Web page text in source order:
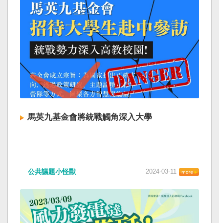
馬英九基金會將統戰觸角深入大學
公共議題小怪獸 2024-03-11